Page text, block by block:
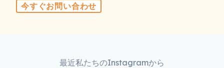
今すぐお問い合わせ
最近私たちのInstagramから